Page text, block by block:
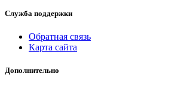
Служба поддержки
Обратная связь
Карта сайта
Дополнительно